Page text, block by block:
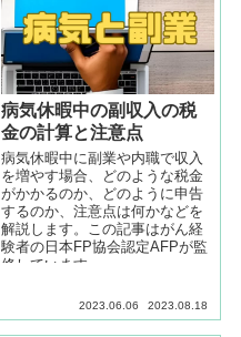
病気休暇中の副収入の税
金の計算と注意点
病気休暇中に副業や内職で収入
を増やす場合、どのような税金
がかかるのか、どのように申告
するのか、注意点は何かなどを
解説します。この記事はがん経
験者の日本FP協会認定AFPが監
修しています。
2023.06.06 2023.08.18